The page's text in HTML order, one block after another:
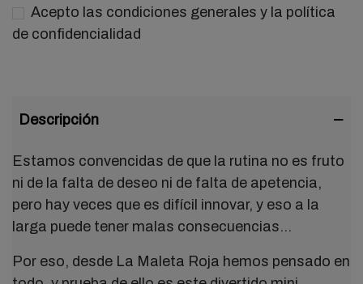
Acepto las condiciones generales y la política
de confidencialidad
Descripción
Estamos convencidas de que la rutina no es fruto
ni de la falta de deseo ni de falta de apetencia,
pero hay veces que es difícil innovar, y eso a la
larga puede tener malas consecuencias...
Por eso, desde La Maleta Roja hemos pensado en